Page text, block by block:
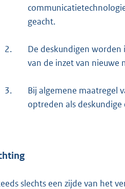
geacht.
2.
De deskundigen worden
van de inzet van nieuwe
3.
Bij algemene maatregel
optreden als
slechts een zijde van het